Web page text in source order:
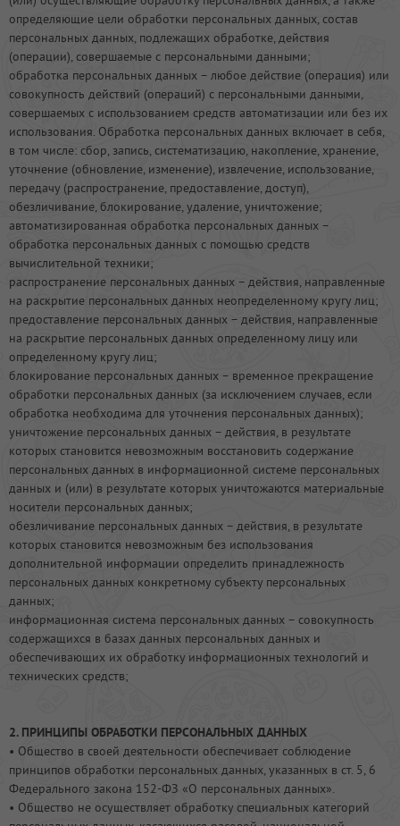
определяющие цели обработки персональных данных, состав
персональных данных, подлежащих обработке, действия
(операции), совершаемые с персональными данными;
обработка персональных данных – любое действие (операция) или
совокупность действий (операций) с персональными данными,
совершаемых с использованием средств автоматизации или без их
использования. Обработка персональных данных включает в себя,
в том числе: сбор, запись, систематизацию, накопление, хранение,
уточнение (обновление, изменение), извлечение, использование,
передачу (распространение, предоставление, доступ),
обезличивание, блокирование, удаление, уничтожение;
автоматизированная обработка персональных данных –
обработка персональных данных с помощью средств
вычислительной техники;
распространение персональных данных – действия, направленные
на раскрытие персональных данных неопределенному кругу лиц;
предоставление персональных данных – действия, направленные
на раскрытие персональных данных определенному лицу или
определенному кругу лиц;
блокирование персональных данных – временное прекращение
обработки персональных данных (за исключением случаев, если
обработка необходима для уточнения персональных данных);
уничтожение персональных данных – действия, в результате
которых становится невозможным восстановить содержание
персональных данных в информационной системе персональных
данных и (или) в результате которых уничтожаются материальные
носители персональных данных;
обезличивание персональных данных – действия, в результате
которых становится невозможным без использования
дополнительной информации определить принадлежность
персональных данных конкретному субъекту персональных
данных;
информационная система персональных данных – совокупность
содержащихся в базах данных персональных данных и
обеспечивающих их обработку информационных технологий и
технических средств;
2. ПРИНЦИПЫ ОБРАБОТКИ ПЕРСОНАЛЬНЫХ ДАННЫХ
• Общество в своей деятельности обеспечивает соблюдение
принципов обработки персональных данных, указанных в ст. 5, 6
Федерального закона 152-ФЗ «О персональных данных».
• Общество не осуществляет обработку специальных категорий